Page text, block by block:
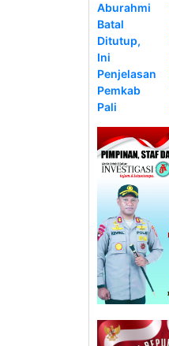
Aburahmi
Batal
Ditutup,
Ini
Penjelasan
Pemkab
Pali